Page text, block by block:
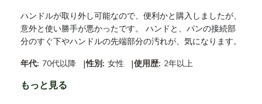
ハンドルが取り外し可能なので、便利かと購入しましたが、
意外と使い勝手が悪かったです。 ハンドと、パンの接続部
分のすぐ下やハンドルの先端部分の汚れが、気になります。
年代: 70代以降 |性別: 女性 |使用歴: 2年以上
もっと見る